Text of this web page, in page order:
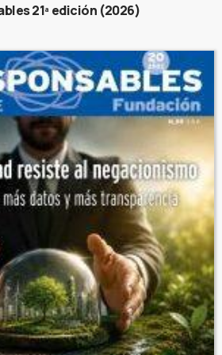
21ª edición (2026)